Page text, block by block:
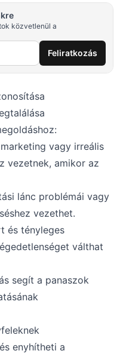
közvetlenül a
Feliratkozás
vagy irreális
vezetnek, amikor az
lánc problémái vagy
vezethet.
és tényleges
válthat
segít a panaszok
enyhítheti a